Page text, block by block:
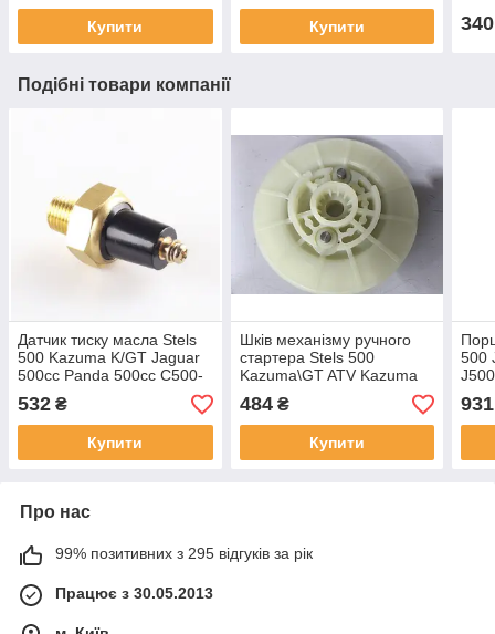
Купити Купити 340
Подібні товари компанії
Датчик тиску масла Stels
500 Kazuma K/GT Jaguar
500cc Panda 500cc C500-
8302072 LU052314
532 ₴
Купити
Шків механізму ручного
стартера Stels 500
Kazuma\GT ATV Kazuma
500 Jaguar 500 XY500
500CC 192MR-1000120A
LU062681
484₴
Купити
500
931
Про нас
99% позитивних з 295 відгуків за рік
Працює з 30.05.2013